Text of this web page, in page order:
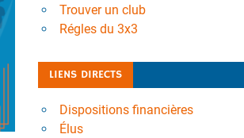
Trouver un club
Régles du 3x3
LIENS DIRECTS
Dispositions financières
Élus